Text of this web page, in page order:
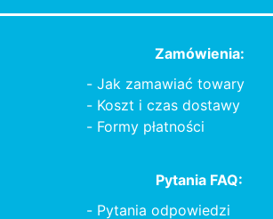
Zamówienia:
Jak zamawiać towary
Koszt i czas dostawy
Formy płatności
Pytania FAQ:
Pytania odpowiedzi